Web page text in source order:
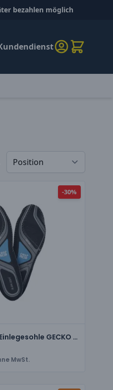
bezahlen möglich
-30%
2467 Original Einlegesohle GECKO & CRADLE
MwSt.